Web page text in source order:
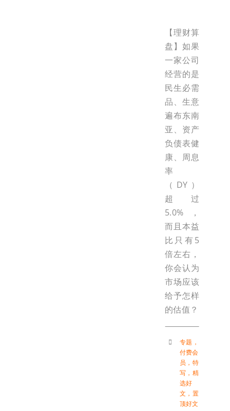
【理财算
盘】如果
一家公司
经营的是
民生必需
品、生意
遍布东南
亚、资产
负债表健
康、周息
率
（DY）
超过
5.0%，
而且本益
比只有5
倍左右，
你会认为
市场应该
给予怎样
的估值？
专题 ，
付费会
员 ， 特
写 ， 精
选好
文 ， 置
顶好文